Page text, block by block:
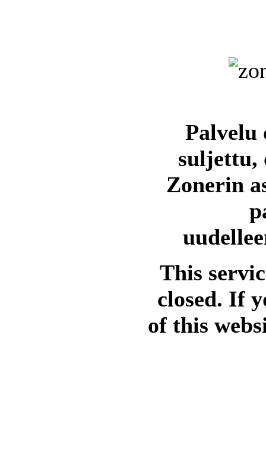
Palvelu
suljettu,
Zonerin
This
closed. If
of this